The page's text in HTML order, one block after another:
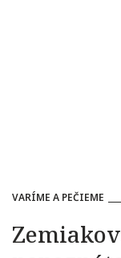
VARÍME A PEČIEME